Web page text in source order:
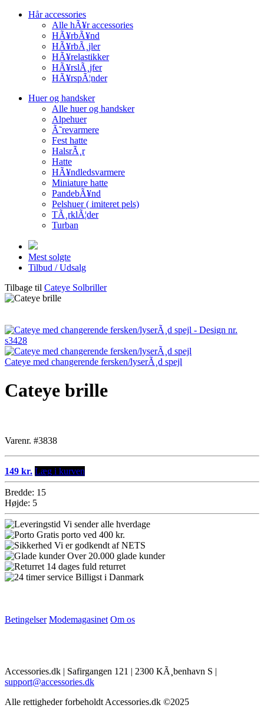
Hår accessories
Alle hÃ¥r accessories
HÃ¥rbÃ¥nd
HÃ¥rbÃ¸jler
HÃ¥relastikker
HÃ¥rslÃ¸jfer
HÃ¥rspÃ¦nder
Huer og handsker
Alle huer og handsker
Alpehuer
Ã˜revarmere
Fest hatte
HalsrÃ¸r
Hatte
HÃ¥ndledsvarmere
Miniature hatte
PandebÃ¥nd
Pelshuer ( imiteret pels)
TÃ¸rklÃ¦der
Turban
Mest solgte
Tilbud / Udsalg
Tilbage til Cateye Solbriller
Cateye med changerende fersken/lyserÃ¸d spejl
Cateye brille
Varenr. #3838
149 kr. Læg i kurven
Bredde: 15
Højde: 5
Vi sender alle hverdage
Gratis porto ved 400 kr.
Vi er godkendt af NETS
Over 20.000 glade kunder
14 dages fuld returret
Billigst i Danmark
Betingelser Modemagasinet Om os
Accessories.dk | Safirgangen 121 | 2300 KÃ¸benhavn S |
support@accessories.dk
Alle rettigheder forbeholdt Accessories.dk ©2025